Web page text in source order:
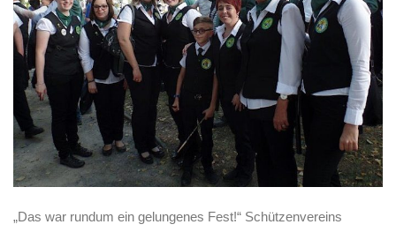
„Das war rundum ein gelungenes Fest!“ Schützenvereins